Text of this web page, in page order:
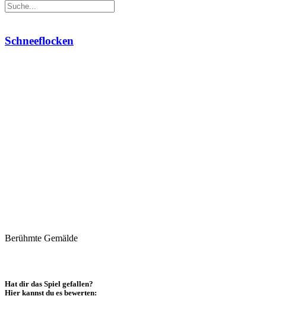
Schneeflocken
Berühmte Gemälde
Hat dir das Spiel gefallen?
Hier kannst du es bewerten: